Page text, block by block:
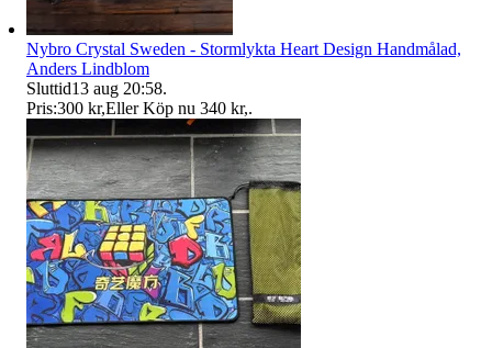
Nybro Crystal Sweden - Stormlykta Heart Design Handmålad,
Anders Lindblom
Sluttid13 aug 20:58.
Pris:300 kr,Eller Köp nu 340 kr,.